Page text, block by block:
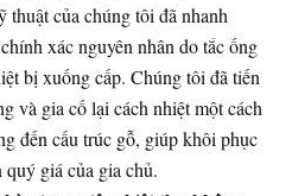
của chúng tôi đã nhanh
xác nguyên nhân do tắc ống
bị xuống cấp. Chúng tôi đã tiến
và gia cố lại cách nhiệt một cách
đến cấu trúc gỗ, giúp khôi phục
quý giá của gia chủ.